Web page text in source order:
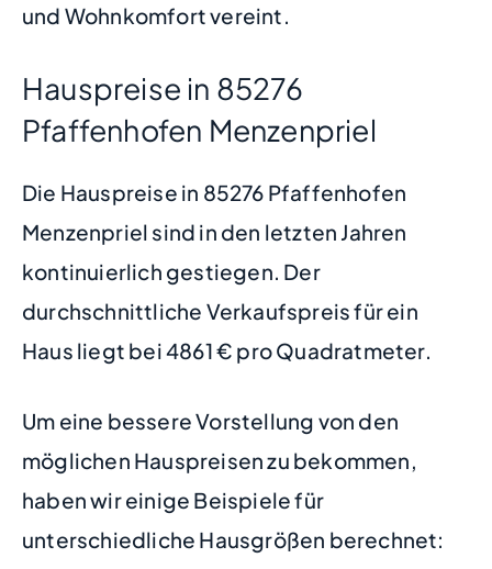
und Wohnkomfort vereint.
Hauspreise in 85276
Pfaffenhofen Menzenpriel
Die Hauspreise in 85276 Pfaffenhofen
Menzenpriel sind in den letzten Jahren
kontinuierlich gestiegen. Der
durchschnittliche Verkaufspreis für ein
Haus liegt bei 4861 € pro Quadratmeter.
Um eine bessere Vorstellung von den
möglichen Hauspreisen zu bekommen,
haben wir einige Beispiele für
unterschiedliche Hausgrößen berechnet: